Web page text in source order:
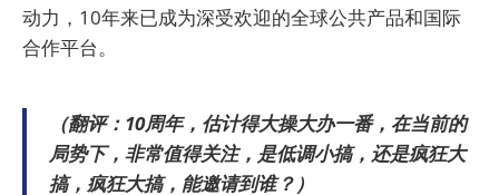
动力，10年来已成为深受欢迎的全球公共产品和国际
合作平台。
（翻评：10周年，估计得大操大办一番，在当前的
局势下，非常值得关注，是低调小搞，还是疯狂大
搞，疯狂大搞，能邀请到谁？）